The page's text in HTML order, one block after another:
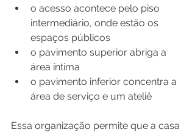
o acesso acontece pelo piso
intermediário, onde estão os
espaços públicos
o pavimento superior abriga a
área íntima
o pavimento inferior concentra a
área de serviço e um ateliê
Essa organização permite que a casa